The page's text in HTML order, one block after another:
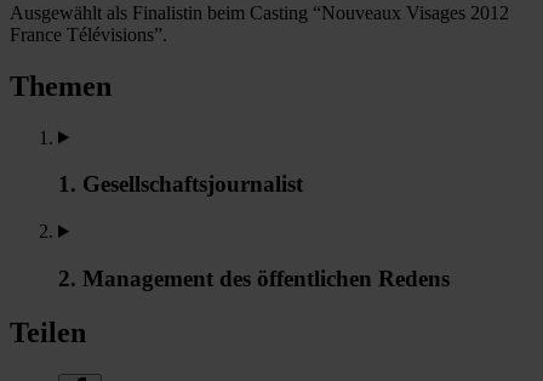
Ausgewählt als Finalistin beim Casting “Nouveaux Visages 2012
France Télévisions”.
Themen
1. Gesellschaftsjournalist
2. Management des öffentlichen Redens
Teilen